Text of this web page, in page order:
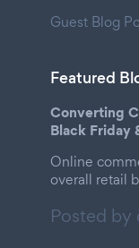
Guest Blog
Featured
Converting
Black Friday
Online
overall retail
Posted by